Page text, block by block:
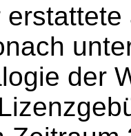
der